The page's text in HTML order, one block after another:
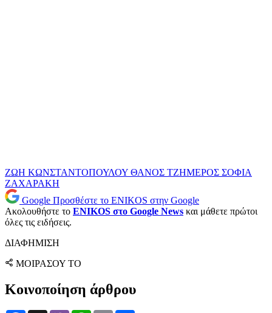
ΖΩΗ ΚΩΝΣΤΑΝΤΟΠΟΥΛΟΥ ΘΑΝΟΣ ΤΖΗΜΕΡΟΣ ΣΟΦΙΑ
ΖΑΧΑΡΑΚΗ
Google Προσθέστε το ENIKOS στην Google
Ακολουθήστε το ENIKOS στο Google News και μάθετε πρώτοι
όλες τις ειδήσεις.
ΔΙΑΦΗΜΙΣΗ
ΜΟΙΡΑΣΟΥ ΤΟ
Κοινοποίηση άρθρου